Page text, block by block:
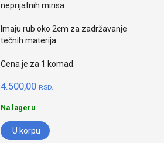
neprijatnih mirisa.
Imaju rub oko 2cm za zadržavanje
tečnih materija.
Cena je za 1 komad.
4.500,00 RSD.
Na lageru
U korpu